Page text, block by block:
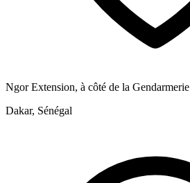
Ngor Extension, à côté de la Gendarmerie
Dakar, Sénégal